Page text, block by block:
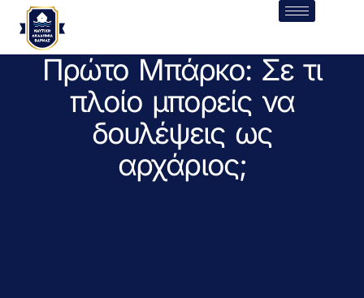
Πρώτο Μπάρκο: Σε τι
πλοίο μπορείς να
δουλέψεις ως
αρχάριος;